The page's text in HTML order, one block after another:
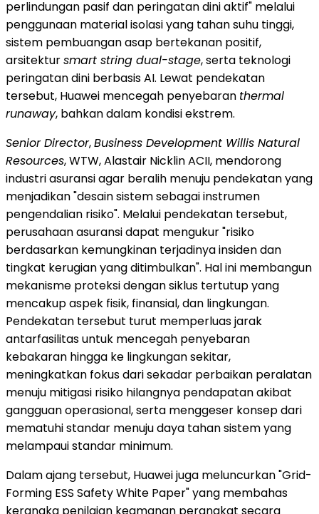
perlindungan pasif dan peringatan dini aktif" melalui
penggunaan material isolasi yang tahan suhu tinggi,
sistem pembuangan asap bertekanan positif,
arsitektursmart string dual-stage, serta teknologi
peringatan dini berbasis AI. Lewat pendekatan
tersebut, Huawei mencegah penyebaran thermal
runaway, bahkan dalam kondisi ekstrem.
Senior Director,Business Development Willis Natural
Resources, WTW, Alastair Nicklin ACII, mendorong
industri asuransi agar beralih menuju pendekatan yang
menjadikan "desain sistem sebagai instrumen
pengendalian risiko". Melalui pendekatan tersebut,
perusahaan asuransi dapat mengukur "risiko
berdasarkan kemungkinan terjadinya insiden dan
tingkat kerugian yang ditimbulkan". Hal ini membangun
mekanisme proteksi dengan siklus tertutup yang
mencakup aspek fisik, finansial, dan lingkungan.
Pendekatan tersebut turut memperluas jarak
antarfasilitas untuk mencegah penyebaran
kebakaran hingga ke lingkungan sekitar,
meningkatkan fokus dari sekadar perbaikan peralatan
menuju mitigasi risiko hilangnya pendapatan akibat
gangguan operasional, serta menggeser konsep dari
mematuhi standar menuju daya tahan sistem yang
melampaui standar minimum.
Dalam ajang tersebut, Huawei juga meluncurkan "Grid-
Forming ESS Safety White Paper" yang membahas